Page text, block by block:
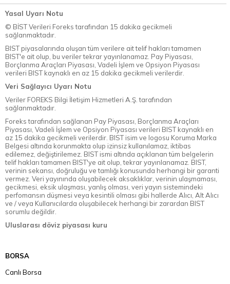
Yasal Uyarı Notu
© BİST Verileri Foreks tarafından 15 dakika gecikmeli
sağlanmaktadır.
BIST piyasalarında oluşan tüm verilere ait telif hakları tamamen
BIST'e ait olup, bu veriler tekrar yayınlanamaz. Pay Piyasası,
Borçlanma Araçları Piyasası, Vadeli İşlem ve Opsiyon Piyasası
verileri BIST kaynaklı en az 15 dakika gecikmeli verilerdir.
Veri Sağlayıcı Uyarı Notu
Veriler FOREKS Bilgi İletişim Hizmetleri A.Ş. tarafından
sağlanmaktadır.
Foreks tarafından sağlanan Pay Piyasası, Borçlanma Araçları
Piyasası, Vadeli İşlem ve Opsiyon Piyasası verileri BIST kaynaklı en
az 15 dakika gecikmeli verilerdir. BIST isim ve logosu Koruma Marka
Belgesi altında korunmakta olup izinsiz kullanılamaz, iktibas
edilemez, değiştirilemez. BIST ismi altında açıklanan tüm belgelerin
telif hakları tamamen BIST'ye ait olup, tekrar yayınlanamaz. BIST,
verinin sekansı, doğruluğu ve tamlığı konusunda herhangi bir garanti
vermez. Veri yayınında oluşabilecek aksaklıklar, verinin ulaşmaması,
gecikmesi, eksik ulaşması, yanlış olması, veri yayın sistemindeki
perfomansın düşmesi veya kesintili olması gibi hallerde Alıcı, Alt Alıcı
ve / veya Kullanıcılarda oluşabilecek herhangi bir zarardan BIST
sorumlu değildir.
Uluslarası döviz piyasası kuru
BORSA
Canlı Borsa